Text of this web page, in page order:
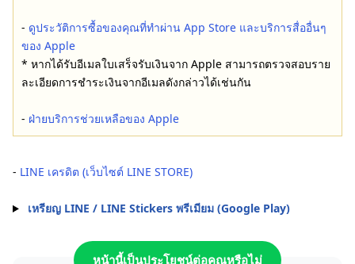
- ดูประวัติการซื้อของคุณที่ทำผ่าน App Store และบริการสื่ออื่นๆ
ของ Apple
* หากได้รับอีเมลใบเสร็จรับเงินจาก Apple สามารถตรวจสอบราย
ละเอียดการชำระเงินจากอีเมลดังกล่าวได้เช่นกัน
- ฝ่ายบริการช่วยเหลือของ Apple
- LINE เครดิต (เว็บไซต์ LINE STORE)
เหรียญ LINE / LINE Stickers พรีเมียม (Google Play)
หน้านี้เป็นประโยชน์ต่อคุณหรือไม่